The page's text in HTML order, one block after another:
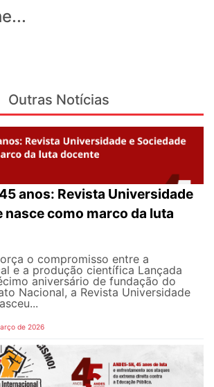
Outras Notícias
anos: Revista Universidade
nasce como marco da luta
o compromisso entre a
e a produção científica Lançada
aniversário de fundação do
Nacional, a Revista Universidade
de 2026